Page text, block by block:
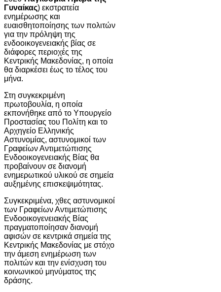
Γυναίκας) εκστρατεία
ενημέρωσης και
ευαισθητοποίησης των πολιτών
για την πρόληψη της
ενδοοικογενειακής βίας σε
διάφορες περιοχές της
Κεντρικής Μακεδονίας, η οποία
θα διαρκέσει έως το τέλος του
μήνα.
Στη συγκεκριμένη
πρωτοβουλία, η οποία
εκπονήθηκε από το Υπουργείο
Προστασίας του Πολίτη και το
Αρχηγείο Ελληνικής
Αστυνομίας, αστυνομικοί των
Γραφείων Αντιμετώπισης
Ενδοοικογενειακής Βίας θα
προβαίνουν σε διανομή
ενημερωτικού υλικού σε σημεία
αυξημένης επισκεψιμότητας.
Συγκεκριμένα, χθες αστυνομικοί
των Γραφείων Αντιμετώπισης
Ενδοοικογενειακής Βίας
πραγματοποίησαν διανομή
αφισών σε κεντρικά σημεία της
Κεντρικής Μακεδονίας με στόχο
την άμεση ενημέρωση των
πολιτών και την ενίσχυση του
κοινωνικού μηνύματος της
δράσης.